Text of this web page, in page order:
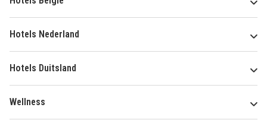
Hotels Nederland
Hotels Duitsland
Wellness